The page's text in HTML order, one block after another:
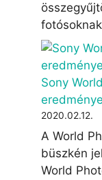
Sony
2020.02.12.
A World
büszkén
World